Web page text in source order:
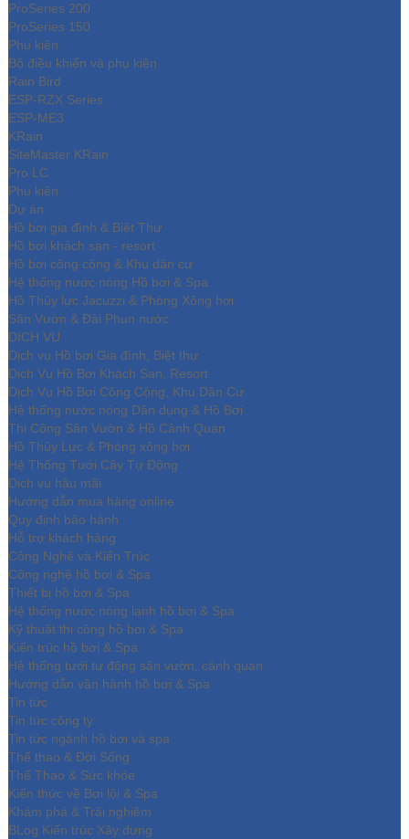
ProSeries 200
ProSeries 150
Phụ kiện
Bộ điều khiển và phụ kiện
Rain Bird
ESP-RZX Series
ESP-ME3
KRain
SiteMaster KRain
Pro LC
Phụ kiện
Dự án
Hồ bơi gia đình & Biệt Thự
Hồ bơi khách sạn - resort
Hồ bơi công cộng & Khu dân cư
Hệ thống nước nóng Hồ bơi & Spa
Hồ Thủy lực Jacuzzi & Phòng Xông hơi
Sân Vườn & Đài Phun nước
DỊCH VỤ
Dịch vụ Hồ bơi Gia đình, Biệt thự
Dịch Vụ Hồ Bơi Khách Sạn, Resort
Dịch Vụ Hồ Bơi Công Cộng, Khu Dân Cư
Hệ thống nước nóng Dân dụng & Hồ Bơi
Thi Công Sân Vườn & Hồ Cảnh Quan
Hồ Thủy Lực & Phòng xông hơi
Hệ Thống Tưới Cây Tự Động
Dịch vụ hậu mãi
Hướng dẫn mua hàng online
Quy định bảo hành
Hỗ trợ khách hàng
Công Nghệ và Kiến Trúc
Công nghệ hồ bơi & Spa
Thiết bị hồ bơi & Spa
Hệ thống nước nóng lạnh hồ bơi & Spa
Kỹ thuật thi công hồ bơi & Spa
Kiến trúc hồ bơi & Spa
Hệ thống tưới tự động sân vườn, cảnh quan
Hướng dẫn vận hành hồ bơi & Spa
Tin tức
Tin tức công ty
Tin tức ngành hồ bơi và spa
Thể thao & Đời Sống
Thể Thao & Sức khỏe
Kiến thức về Bơi lội & Spa
Khám phá & Trải nghiệm
BLog Kiến trúc Xây dựng